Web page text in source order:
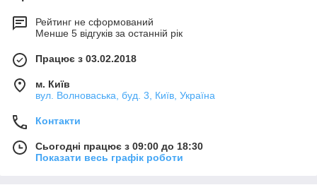
Рейтинг не сформований
Менше 5 відгуків за останній рік
Працює з 03.02.2018
м. Київ
вул. Волноваська, буд. 3, Київ, Україна
Контакти
Сьогодні працює з 09:00 до 18:30
Показати весь графік роботи